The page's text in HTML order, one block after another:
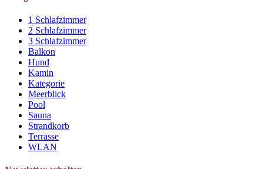
1 Schlafzimmer
2 Schlafzimmer
3 Schlafzimmer
Balkon
Hund
Kamin
Kategorie
Meerblick
Pool
Sauna
Strandkorb
Terrasse
WLAN